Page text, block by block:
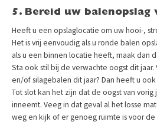
5. Bereid uw balenopslag
Heeft u een opslaglocatie om uw hooi-,
Het is vrij eenvoudig als u ronde balen
als u een binnen locatie heeft, maak dan
Sta ook stil bij de verwachte oogst dit
en/of silagebalen dit jaar? Dan heeft u
Tot slot kan het zijn dat de oogst van vorig
inneemt. Veeg in dat geval al het losse
weg en kijk of er genoeg ruimte is voor